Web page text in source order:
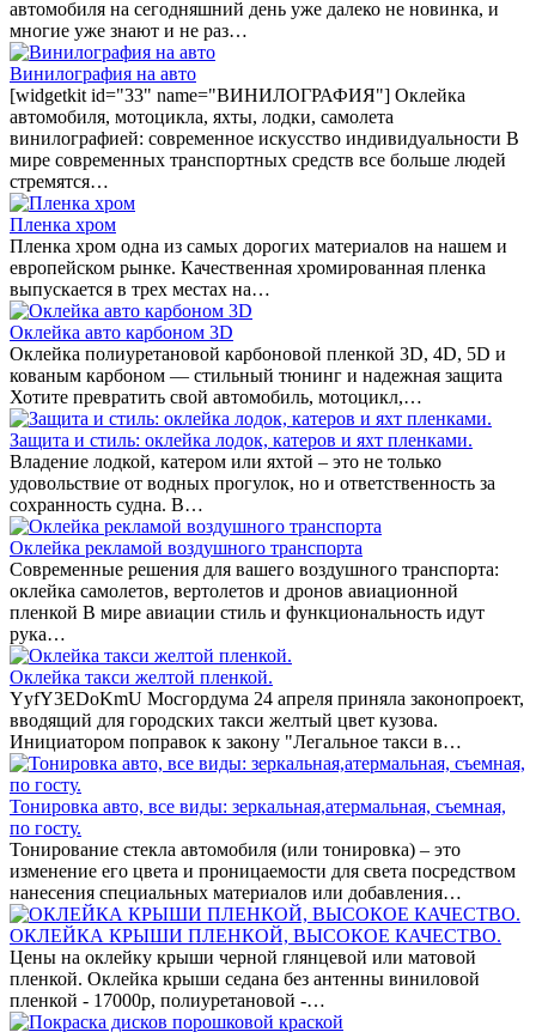
автомобиля на сегодняшний день уже далеко не новинка, и
многие уже знают и не раз…
Винилография на авто
[widgetkit id="33" name="ВИНИЛОГРАФИЯ"] Оклейка
автомобиля, мотоцикла, яхты, лодки, самолета
винилографией: современное искусство индивидуальности В
мире современных транспортных средств все больше людей
стремятся…
Пленка хром
Пленка хром одна из самых дорогих материалов на нашем и
европейском рынке. Качественная хромированная пленка
выпускается в трех местах на…
Оклейка авто карбоном 3D
Оклейка полиуретановой карбоновой пленкой 3D, 4D, 5D и
кованым карбоном — стильный тюнинг и надежная защита
Хотите превратить свой автомобиль, мотоцикл,…
Защита и стиль: оклейка лодок, катеров и яхт пленками.
Владение лодкой, катером или яхтой – это не только
удовольствие от водных прогулок, но и ответственность за
сохранность судна. В…
Оклейка рекламой воздушного транспорта
Современные решения для вашего воздушного транспорта:
оклейка самолетов, вертолетов и дронов авиационной
пленкой В мире авиации стиль и функциональность идут
рука…
Оклейка такси желтой пленкой.
YyfY3EDoKmU Мосгордума 24 апреля приняла законопроект,
вводящий для городских такси желтый цвет кузова.
Инициатором поправок к закону "Легальное такси в…
Тонировка авто, все виды: зеркальная,атермальная, съемная,
по госту.
Тонирование стекла автомобиля (или тонировка) – это
изменение его цвета и проницаемости для света посредством
нанесения специальных материалов или добавления…
ОКЛЕЙКА КРЫШИ ПЛЕНКОЙ, ВЫСОКОЕ КАЧЕСТВО.
Цены на оклейку крыши черной глянцевой или матовой
пленкой. Оклейка крыши седана без антенны виниловой
пленкой - 17000р, полиуретановой -…